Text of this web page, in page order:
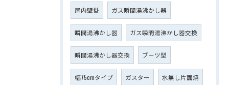
屋内壁掛 ガス瞬間湯沸かし器
瞬間湯沸かし器 ガス瞬間湯沸かし器交換
瞬間湯沸かし器交換 ブーツ型
幅75cmタイプ ガスター 水無し片面焼